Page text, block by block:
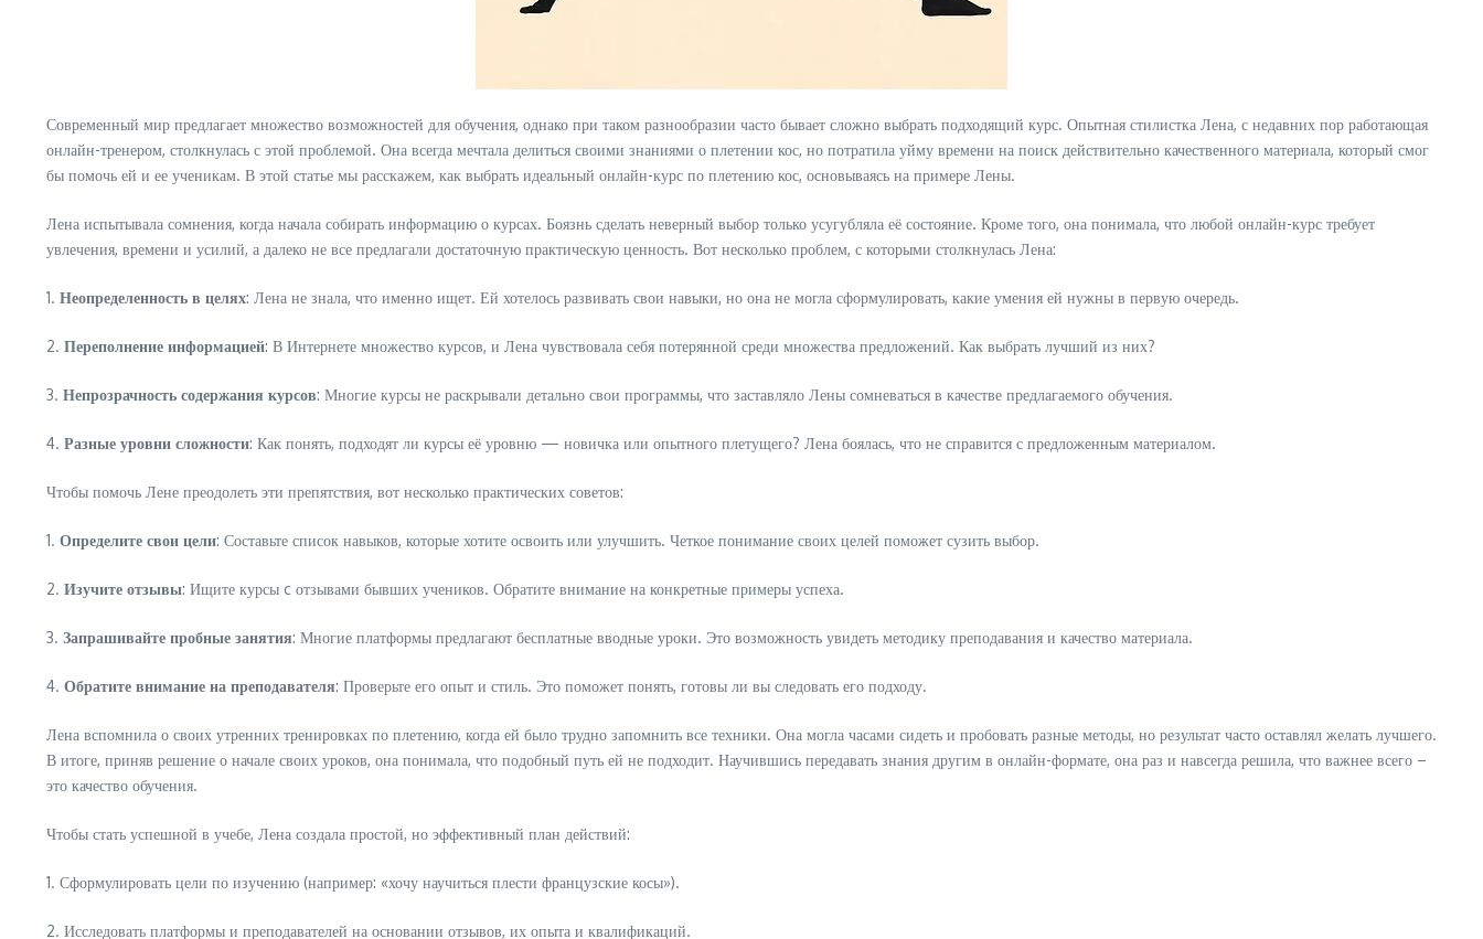
Современный мир предлагает множество возможностей для обучения, однако при таком разнообразии часто бывает сложно выбрать подходящий курс. Опытная стилистка Лена, с недавних пор работающая
онлайн-тренером, столкнулась с этой проблемой. Она всегда мечтала делиться своими знаниями о плетении кос, но потратила уйму времени на поиск действительно качественного материала, который смог
бы помочь ей и ее ученикам. В этой статье мы расскажем, как выбрать идеальный онлайн-курс по плетению кос, основываясь на примере Лены.
Лена испытывала сомнения, когда начала собирать информацию о курсах. Боязнь сделать неверный выбор только усугубляла её состояние. Кроме того, она понимала, что любой онлайн-курс требует
увлечения, времени и усилий, а далеко не все предлагали достаточную практическую ценность. Вот несколько проблем, с которыми столкнулась Лена:
1. Неопределенность в целях: Лена не знала, что именно ищет. Ей хотелось развивать свои навыки, но она не могла сформулировать, какие умения ей нужны в первую очередь.
2. Переполнение информацией: В Интернете множество курсов, и Лена чувствовала себя потерянной среди множества предложений. Как выбрать лучший из них?
3. Непрозрачность содержания курсов: Многие курсы не раскрывали детально свои программы, что заставляло Лены сомневаться в качестве предлагаемого обучения.
4. Разные уровни сложности: Как понять, подходят ли курсы её уровню — новичка или опытного плетущего? Лена боялась, что не справится с предложенным материалом.
Чтобы помочь Лене преодолеть эти препятствия, вот несколько практических советов:
1. Определите свои цели: Составьте список навыков, которые хотите освоить или улучшить. Четкое понимание своих целей поможет сузить выбор.
2. Изучите отзывы: Ищите курсы c отзывами бывших учеников. Обратите внимание на конкретные примеры успеха.
3. Запрашивайте пробные занятия: Многие платформы предлагают бесплатные вводные уроки. Это возможность увидеть методику преподавания и качество материала.
4. Обратите внимание на преподавателя: Проверьте его опыт и стиль. Это поможет понять, готовы ли вы следовать его подходу.
Лена вспомнила о своих утренних тренировках по плетению, когда ей было трудно запомнить все техники. Она могла часами сидеть и пробовать разные методы, но результат часто оставлял желать лучшего.
В итоге, приняв решение о начале своих уроков, она понимала, что подобный путь ей не подходит. Научившись передавать знания другим в онлайн-формате, она раз и навсегда решила, что важнее всего –
это качество обучения.
Чтобы стать успешной в учебе, Лена создала простой, но эффективный план действий:
1. Сформулировать цели по изучению (например: «хочу научиться плести французские косы»).
2. Исследовать платформы и преподавателей на основании отзывов, их опыта и квалификаций.